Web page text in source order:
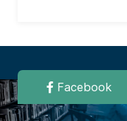
Facebook